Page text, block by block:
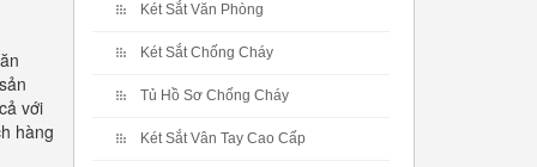
với
hàng
Két Sắt Văn Phòng
Két Sắt Chống Cháy
Tủ Hồ Sơ Chống Cháy
Két Sắt Vân Tay Cao Cấp